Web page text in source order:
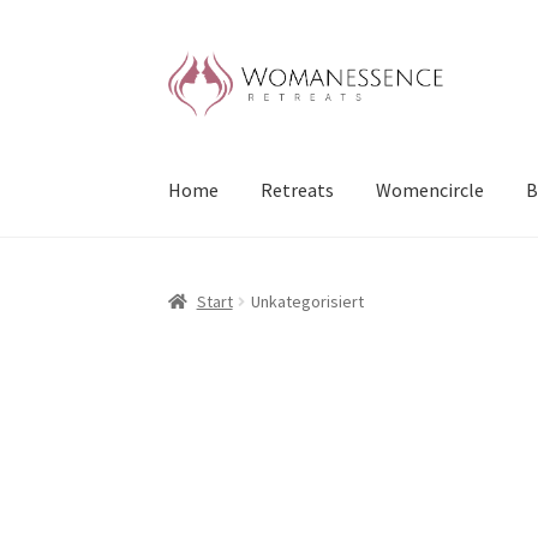
Zur
Navigation
springen
Zum
Inhalt
springen
Home Retreats Womencircle
Start Unkategorisiert